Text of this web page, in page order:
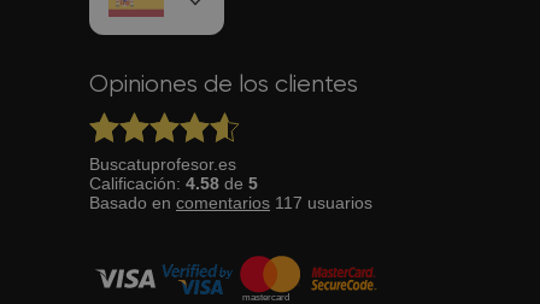
Opiniones de los clientes
Buscatuprofesor.es
Calificación: 4.58 de 5
Basado en comentarios 117 usuarios